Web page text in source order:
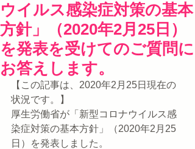
ウイルス感染症対策の基本
方針」（2020年2月25日）
を発表を受けてのご質問に
お答えします。
【この記事は、2020年2月25日現在の
状況です。】
厚生労働省が「新型コロナウイルス感
染症対策の基本方針」（2020年2月25
日）を発表しました。